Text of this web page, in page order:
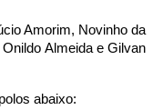
Amorim, Novinho da
Almeida e Gilvan
abaixo: